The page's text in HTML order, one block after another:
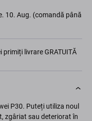
10. Aug. (comandă până
primiți livrare GRATUITĂ
P30. Puteți utiliza noul
zgâriat sau deteriorat în